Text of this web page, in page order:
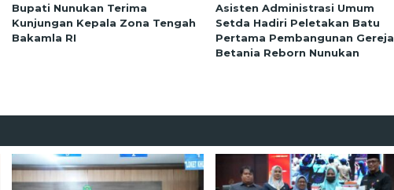
Bupati Nunukan Terima
Kunjungan Kepala Zona Tengah
Bakamla RI
Asisten Administrasi Umum
Setda Hadiri Peletakan Batu
Pertama Pembangunan Gereja
Betania Reborn Nunukan